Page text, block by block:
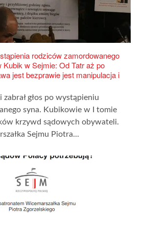
rodziców zamordowanego
Kubik w Sejmie: Od Tatr aż po
jest bezprawie jest manipulacja i
zabrał głos po wystąpieniu
syna. Kubikowie w I tomie
krzywd sądowych obywateli.
Sejmu Piotra...